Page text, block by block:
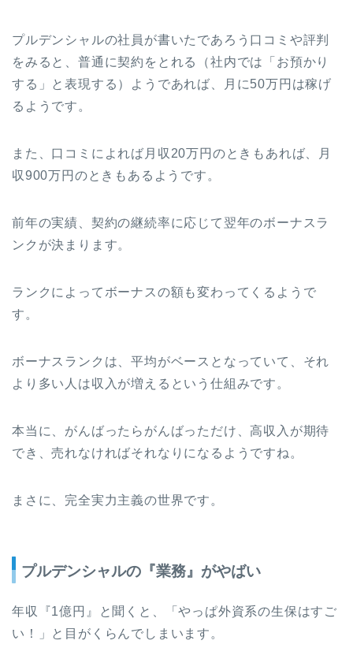
プルデンシャルの社員が書いたであろう口コミや評判
をみると、普通に契約をとれる（社内では「お預かり
する」と表現する）ようであれば、月に50万円は稼げ
るようです。
また、口コミによれば月収20万円のときもあれば、月
収900万円のときもあるようです。
前年の実績、契約の継続率に応じて翌年のボーナスラ
ンクが決まります。
ランクによってボーナスの額も変わってくるようで
す。
ボーナスランクは、平均がベースとなっていて、それ
より多い人は収入が増えるという仕組みです。
本当に、がんばったらがんばっただけ、高収入が期待
でき、売れなければそれなりになるようですね。
まさに、完全実力主義の世界です。
プルデンシャルの『業務』がやばい
年収『1億円』と聞くと、「やっぱ外資系の生保はすご
い！」と目がくらんでしまいます。